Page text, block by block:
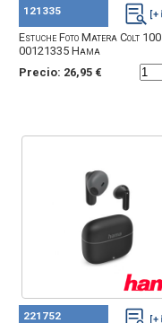
121335
Estuche Foto Matera Colt
00121335 Hama
Precio: 26,95 €
221752